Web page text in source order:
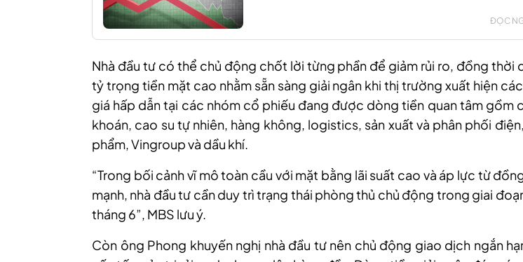
ĐỌC
Nhà đầu tư có thể chủ động chốt lời từng phần để giảm rủi ro, đồng thời
tỷ trọng tiền mặt cao nhằm sẵn sàng giải ngân khi thị trường xuất hiện
giá hấp dẫn tại các nhóm cổ phiếu đang được dòng tiền quan tâm gồm
khoán, cao su tự nhiên, hàng không, logistics, sản xuất và phân phối
phẩm, Vingroup và dầu khí.
“Trong bối cảnh vĩ mô toàn cầu với mặt bằng lãi suất cao và áp lực từ
mạnh, nhà đầu tư cần duy trì trạng thái phòng thủ chủ động trong giai
tháng 6”, MBS lưu ý.
Còn ông Phong khuyến nghị nhà đầu tư nên chủ động giao dịch ngắn